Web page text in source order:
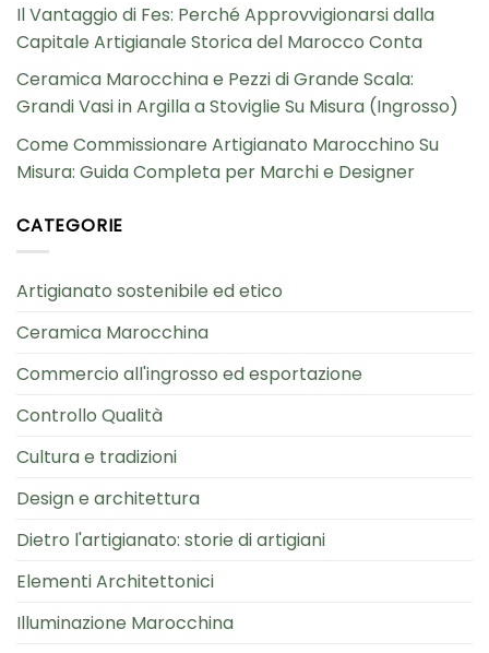
Il Vantaggio di Fes: Perché Approvvigionarsi dalla
Capitale Artigianale Storica del Marocco Conta
Ceramica Marocchina e Pezzi di Grande Scala:
Grandi Vasi in Argilla a Stoviglie Su Misura (Ingrosso)
Come Commissionare Artigianato Marocchino Su
Misura: Guida Completa per Marchi e Designer
CATEGORIE
Artigianato sostenibile ed etico
Ceramica Marocchina
Commercio all'ingrosso ed esportazione
Controllo Qualità
Cultura e tradizioni
Design e architettura
Dietro l'artigianato: storie di artigiani
Elementi Architettonici
Illuminazione Marocchina